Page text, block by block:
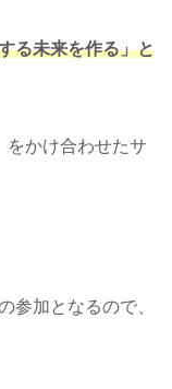
る未来を作る」と
をかけ合わせたサ
参加となるので、